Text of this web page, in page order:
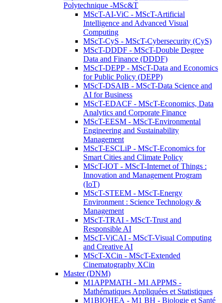
Polytechnique -MSc&T
MScT-AI-ViC - MScT-Artificial
Intelligence and Advanced Visual
Computing
MScT-CyS - MScT-Cybersecurity (CyS)
MScT-DDDF - MScT-Double Degree
Data and Finance (DDDF)
MScT-DEPP - MScT-Data and Economics
for Public Policy (DEPP)
MScT-DSAIB - MScT-Data Science and
AI for Business
MScT-EDACF - MScT-Economics, Data
Analytics and Corporate Finance
MScT-EESM - MScT-Environmental
Engineering and Sustainability
Management
MScT-ESCLiP - MScT-Economics for
Smart Cities and Climate Policy
MScT-IOT - MScT-Internet of Things :
Innovation and Management Program
(IoT)
MScT-STEEM - MScT-Energy
Environment : Science Technology &
Management
MScT-TRAI - MScT-Trust and
Responsible AI
MScT-ViCAI - MScT-Visual Computing
and Creative AI
MScT-XCin - MScT-Extended
Cinematography XCin
Master (DNM)
M1APPMATH - M1 APPMS -
Mathématiques Appliquées et Statistiques
M1BIOHEA - M1 BH - Biologie et Santé